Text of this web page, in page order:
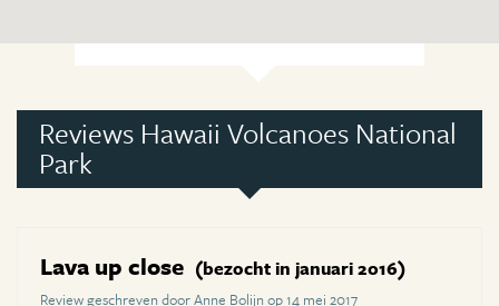
Reviews Hawaii Volcanoes National
Park
Lava up close (bezocht in januari 2016)
Review geschreven door Anne Bolijn op 14 mei 2017